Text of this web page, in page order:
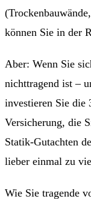
können Sie in der
Aber: Wenn Sie
nichttragend ist –
investieren Sie die
Versicherung, die
Statik-Gutachten
lieber einmal zu
Wie Sie tragende